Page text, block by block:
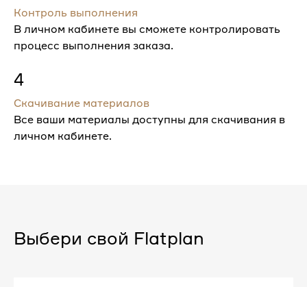
Контроль выполнения
В личном кабинете вы сможете контролировать
процесс выполнения заказа.
4
Скачивание материалов
Все ваши материалы доступны для скачивания в
личном кабинете.
Выбери свой Flatplan